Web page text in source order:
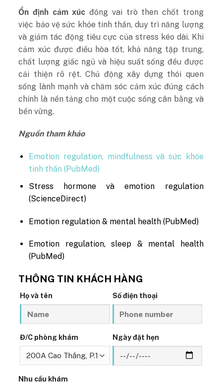
Ổn định cảm xúc đóng vai trò then chốt trong
việc bảo vệ sức khỏe tinh thần, duy trì năng lượng
và giảm tác động tiêu cực của stress kéo dài. Khi
cảm xúc được điều hòa tốt, khả năng tập trung,
chất lượng giấc ngủ và hiệu suất sống đều được
cải thiện rõ rệt. Chủ động xây dựng thói quen
sống lành mạnh và chăm sóc cảm xúc đúng cách
chính là nền tảng cho một cuộc sống cân bằng và
bền vững.
Nguồn tham khảo
Emotion regulation, mindfulness và sức khỏe
tinh thần (PubMed)
Stress hormone và emotion regulation
(ScienceDirect)
Emotion regulation & mental health (PubMed)
Emotion regulation, sleep & mental health
(PubMed)
THÔNG TIN KHÁCH HÀNG
Họ và tên Số điện thoại
Đ/C phòng khám Ngày đặt hẹn
Nhu cầu khám